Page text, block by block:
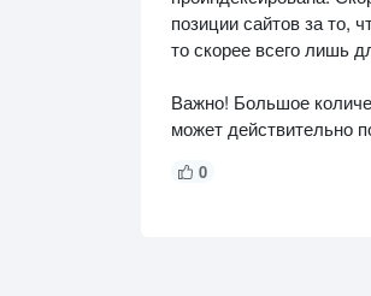
позиции сайтов за то,
то скорее всего лишь
Важно! Большое
может действительно
0